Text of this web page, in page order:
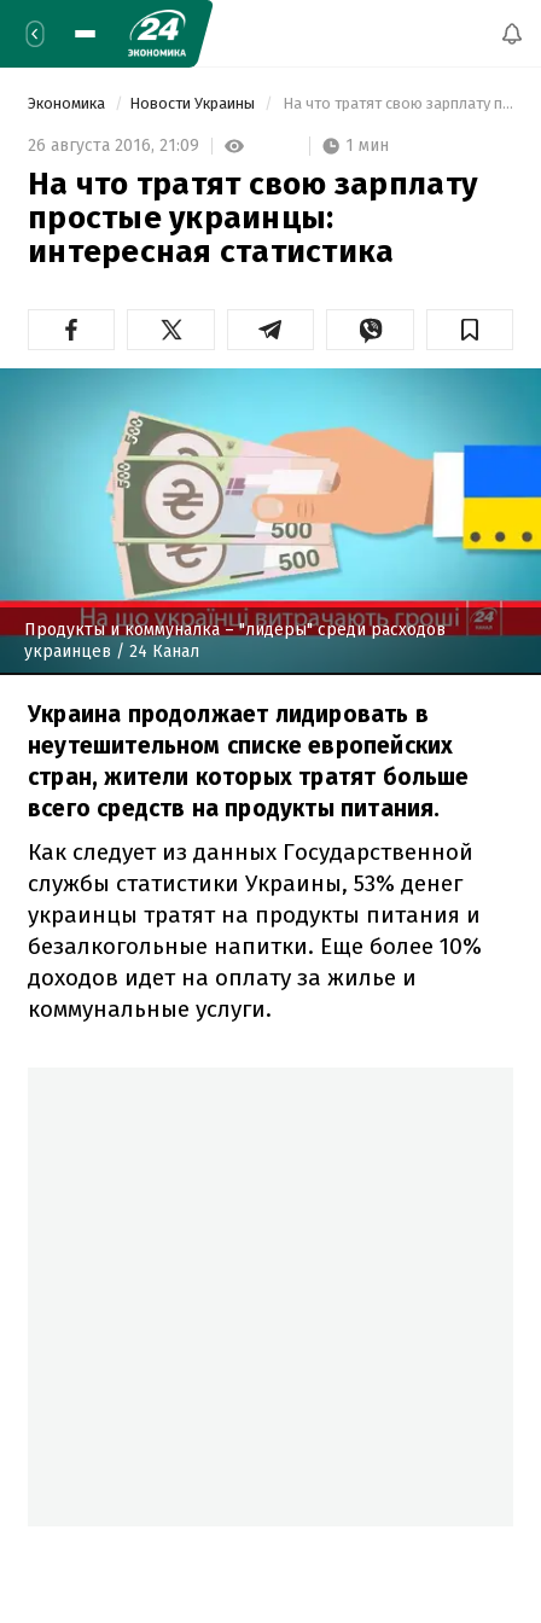
Экономика Новости Украины На что тратят свою зарплату простые украинцы: интересная статистика
26 августа 2016, 21:09 1 мин
На что тратят свою зарплату
простые украинцы:
интересная статистика
Продукты и коммуналка – "лидеры" среди расходов
украинцев / 24 Канал
Украина продолжает лидировать в
неутешительном списке европейских
стран, жители которых тратят больше
всего средств на продукты питания.
Как следует из данных Государственной
службы статистики Украины, 53% денег
украинцы тратят на продукты питания и
безалкогольные напитки. Еще более 10%
доходов идет на оплату за жилье и
коммунальные услуги.